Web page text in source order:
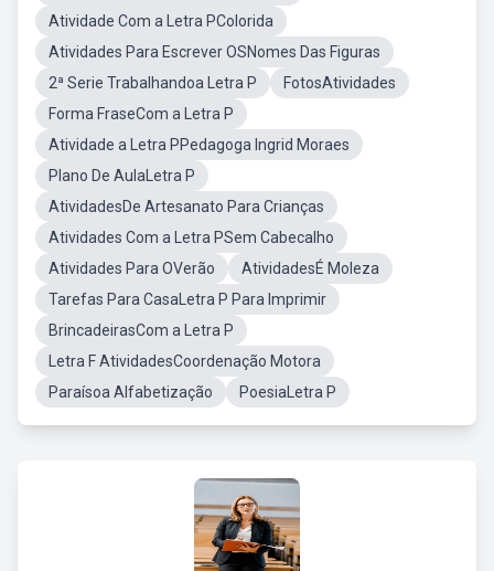
Atividade Com a Letra PColorida
Atividades Para Escrever OSNomes Das Figuras
2ª Serie Trabalhandoa Letra P
FotosAtividades
Forma FraseCom a Letra P
Atividade a Letra PPedagoga Ingrid Moraes
Plano De AulaLetra P
AtividadesDe Artesanato Para Crianças
Atividades Com a Letra PSem Cabecalho
Atividades Para OVerão
AtividadesÉ Moleza
Tarefas Para CasaLetra P Para Imprimir
BrincadeirasCom a Letra P
Letra F AtividadesCoordenação Motora
Paraísoa Alfabetização
PoesiaLetra P